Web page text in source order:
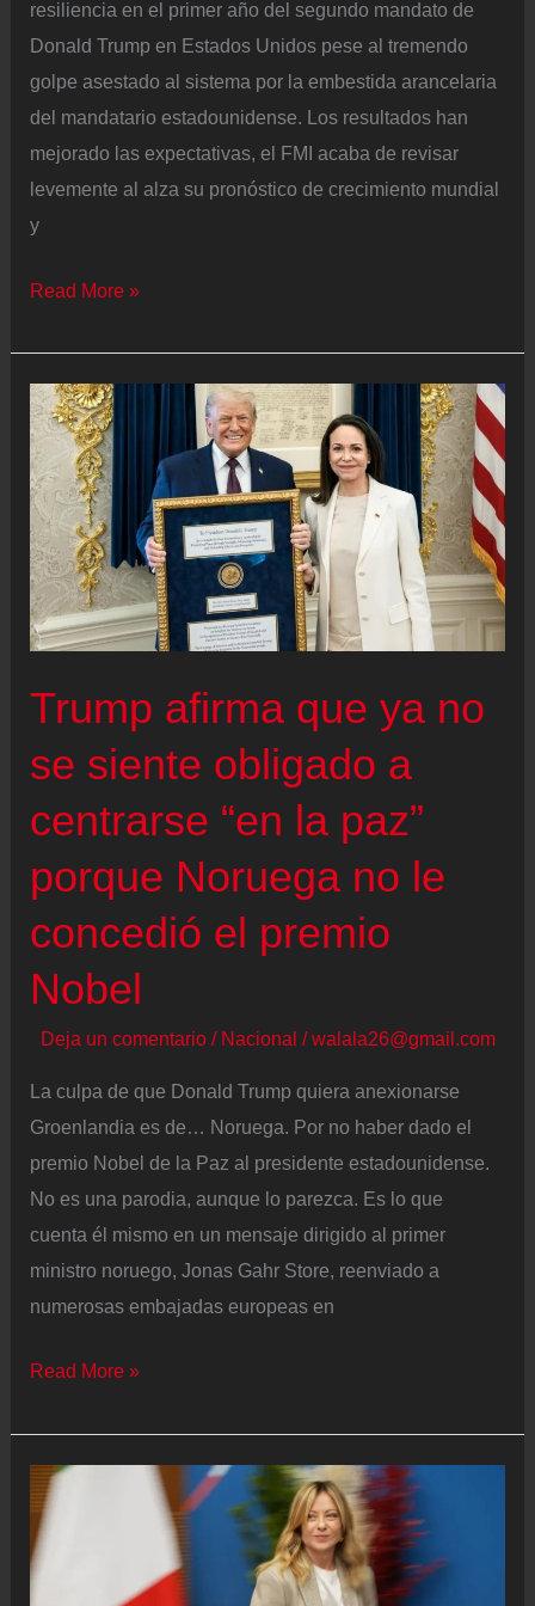
resiliencia en el primer año del segundo mandato de
Donald Trump en Estados Unidos pese al tremendo
golpe asestado al sistema por la embestida arancelaria
del mandatario estadounidense. Los resultados han
mejorado las expectativas, el FMI acaba de revisar
levemente al alza su pronóstico de crecimiento mundial
y
El
de
Davos
lanza
señales
de
alerta
ante
un
horizonte
repleto
de
Read More »
Trump afirma que ya no
se siente obligado a
centrarse “en la paz”
porque Noruega no le
concedió el premio
Nobel
Deja un comentario / Nacional /walala26@gmail.com
La culpa de que Donald Trump quiera anexionarse
Groenlandia es de… Noruega. Por no haber dado el
premio Nobel de la Paz al presidente estadounidense.
No es una parodia, aunque lo parezca. Es lo que
cuenta él mismo en un mensaje dirigido al primer
ministro noruego, Jonas Gahr Store, reenviado a
numerosas embajadas europeas en
Trump
que
ya
no
se
siente
Read More »